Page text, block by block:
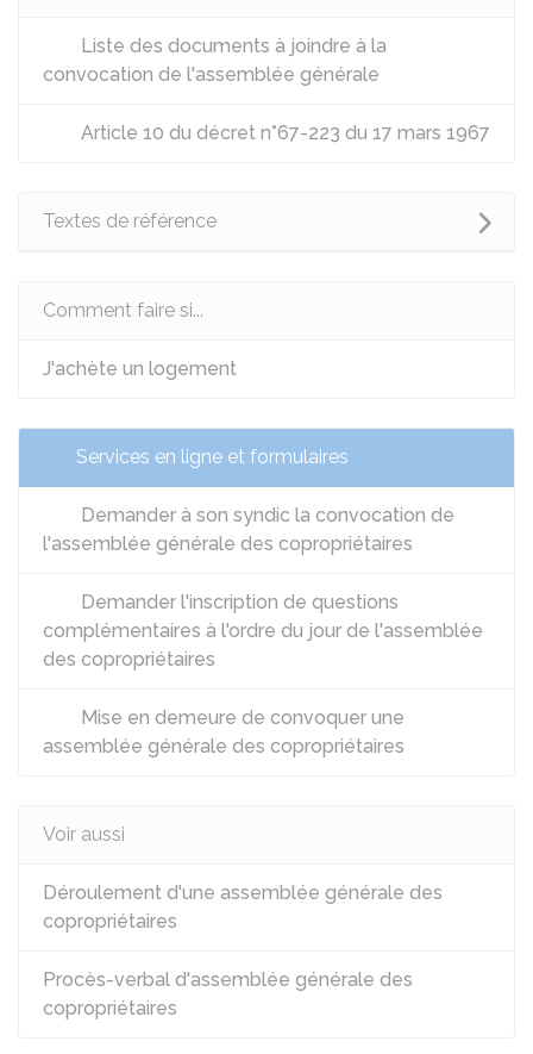
Liste des documents à joindre à la
convocation de l'assemblée générale
Article 10 du décret n°67-223 du 17 mars 1967
Textes de référence
Comment faire si...
J'achète un logement
Services en ligne et formulaires
Demander à son syndic la convocation de
l'assemblée générale des copropriétaires
Demander l'inscription de questions
complémentaires à l'ordre du jour de l'assemblée
des copropriétaires
Mise en demeure de convoquer une
assemblée générale des copropriétaires
Voir aussi
Déroulement d'une assemblée générale des
copropriétaires
Procès-verbal d'assemblée générale des
copropriétaires